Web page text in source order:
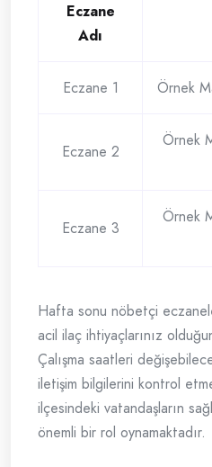
Eczane
Adı
Eczane 1 Örnek
Eczane 2
Örnek
Eczane 3
Örnek
Hafta sonu nöbetçi
acil ilaç ihtiyaçlarınız
Çalışma saatleri
iletişim bilgilerini kontrol
ilçesindeki vatandaşların
önemli bir rol oynamaktadır.